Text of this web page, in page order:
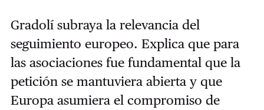
Gradolí subraya la relevancia del
seguimiento europeo. Explica que para
las asociaciones fue fundamental que la
petición se mantuviera abierta y que
Europa asumiera el compromiso de